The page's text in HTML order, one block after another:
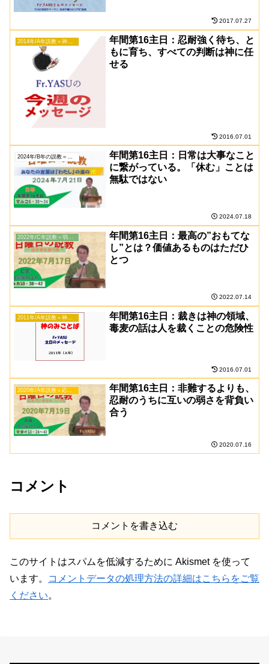
2017.07.27
2014年/A年説教＝神のたしかさ
年間第16主日：忍耐強く待ち、と
もに育ち、すべての判断は神に任
せる
2016.07.01
2024年/B年の説教＝あなたの言葉は「わたし」の道の光
年間第16主日：日常は大事なこと
に繋がっている。「休む」ことは
無駄ではない
2024.07.18
2022年/C年説教＝弱き者を救う神
年間第16主日：最高の”おもてな
し”とは？価値あるものはただひ
とつ
2022.07.14
年間第16主日：裁きは神の領域、
毒麦の話は人を裁くことの危険性
2016.07.01
年間第16主日：非難するよりも、
忍耐のうちに互いの弱さを背負い
合う
2020.07.16
コメント
コメントを書き込む
このサイトはスパムを低減するために Akismet を使って
います。
コメントデータの処理方法の詳細はこちらをご覧
ください。